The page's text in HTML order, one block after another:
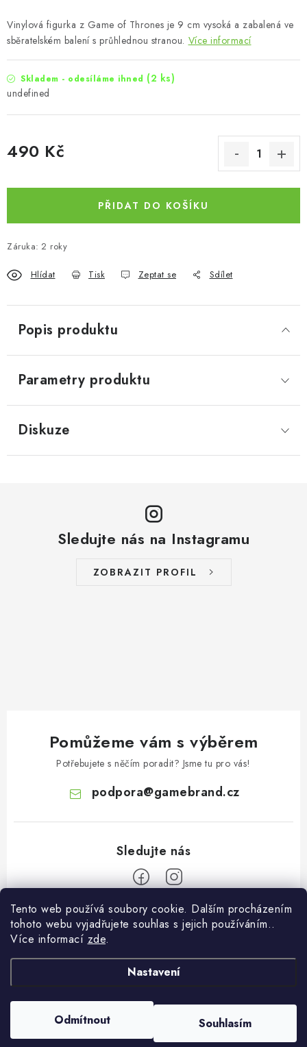
Tento web používá soubory cookie. Dalším procházením
tohoto webu vyjadřujete souhlas s jejich používáním..
Více informací zde.
Nastavení
Odmítnout Souhlasím
Vinylová figurka z Game of Thrones je 9 cm vysoká a zabalená ve
sběratelském balení s průhlednou stranou. Více informací
Skladem - odesíláme ihned (2 ks)
undefined
490 Kč
PŘIDAT DO KOŠÍKU
Záruka: 2 roky
Tisk Zeptat se
Hlídat Sdílet
Popis produktu
Parametry produktu
Diskuze
Sledujte nás na Instagramu
ZOBRAZIT PROFIL
Pomůžeme vám s výběrem
Potřebujete s něčím poradit? Jsme tu pro vás!
podpora@gamebrand.cz
Pomoc a informace
Doprava a platba
O Gamebrandu
Blog
Vytvořil Shoptet
Copyright 2026Gamebrand.cz . Všechna práva vyhrazena.